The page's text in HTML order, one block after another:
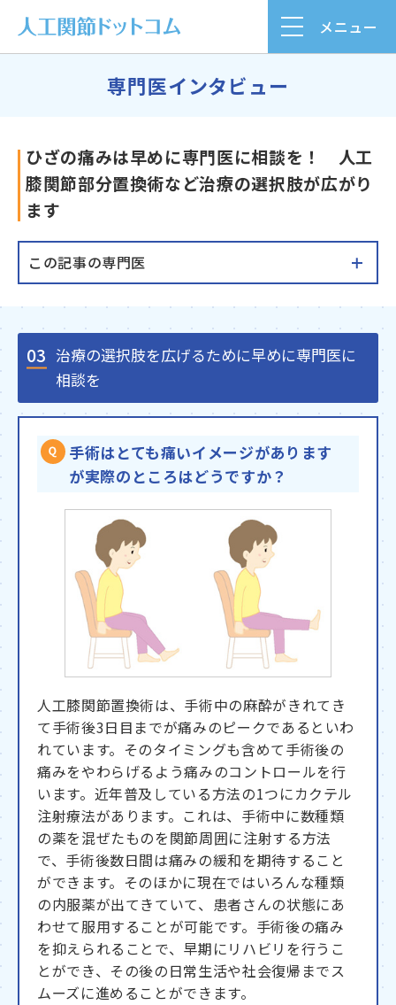
メニュー
専門医インタビュー
ひざの痛みは早めに専門医に相談を！ 人工
膝関節部分置換術など治療の選択肢が広がり
ます
この記事の専門医
03 治療の選択肢を広げるために早めに専門医に
相談を
手術はとても痛いイメージがあります
が実際のところはどうですか？
人工膝関節置換術は、手術中の麻酔がきれてき
て手術後3日目までが痛みのピークであるといわ
れています。そのタイミングも含めて手術後の
痛みをやわらげるよう痛みのコントロールを行
います。近年普及している方法の1つにカクテル
注射療法があります。これは、手術中に数種類
の薬を混ぜたものを関節周囲に注射する方法
で、手術後数日間は痛みの緩和を期待すること
ができます。そのほかに現在ではいろんな種類
の内服薬が出てきていて、患者さんの状態にあ
わせて服用することが可能です。手術後の痛み
を抑えられることで、早期にリハビリを行うこ
とができ、その後の日常生活や社会復帰までス
ムーズに進めることができます。